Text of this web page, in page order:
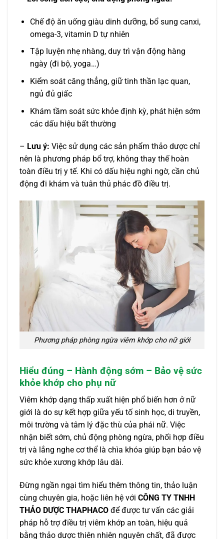
Chế độ ăn uống giàu dinh dưỡng, bổ sung canxi,
omega-3, vitamin D tự nhiên
Tập luyện nhẹ nhàng, duy trì vận động hàng
ngày (đi bộ, yoga…)
Kiểm soát căng thẳng, giữ tinh thần lạc quan,
ngủ đủ giấc
Khám tầm soát sức khỏe định kỳ, phát hiện sớm
các dấu hiệu bất thường
– Lưu ý: Việc sử dụng các sản phẩm thảo dược chỉ
nên là phương pháp bổ trợ, không thay thế hoàn
toàn điều trị y tế. Khi có dấu hiệu nghi ngờ, cần chủ
động đi khám và tuân thủ phác đồ điều trị.
Phương pháp phòng ngừa viêm khớp cho nữ giới
Hiểu đúng – Hành động sớm – Bảo vệ sức
khỏe khớp cho phụ nữ
Viêm khớp dạng thấp xuất hiện phổ biến hơn ở nữ
giới là do sự kết hợp giữa yếu tố sinh học, di truyền,
môi trường và tâm lý đặc thù của phái nữ. Việc
nhận biết sớm, chủ động phòng ngừa, phối hợp điều
trị và lắng nghe cơ thể là chìa khóa giúp bạn bảo vệ
sức khỏe xương khớp lâu dài.
Đừng ngần ngại tìm hiểu thêm thông tin, thảo luận
cùng chuyên gia, hoặc liên hệ với CÔNG TY TNHH
THẢO DƯỢC THAPHACO để được tư vấn các giải
pháp hỗ trợ điều trị viêm khớp an toàn, hiệu quả
bằng thảo dược thiên nhiên nguyên chất, đã được